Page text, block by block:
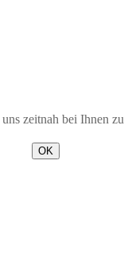
zeitnah bei Ihnen
OK